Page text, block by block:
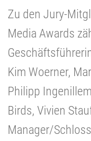
Zu den Jury-
Media Awards
Kim Woerner,
Philipp
Birds, Vivien
Manager/